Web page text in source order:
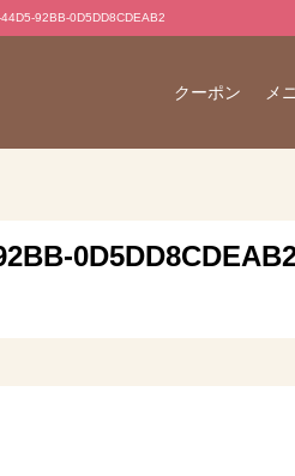
92BB-0D5DD8CDEAB2
メ
クーポン